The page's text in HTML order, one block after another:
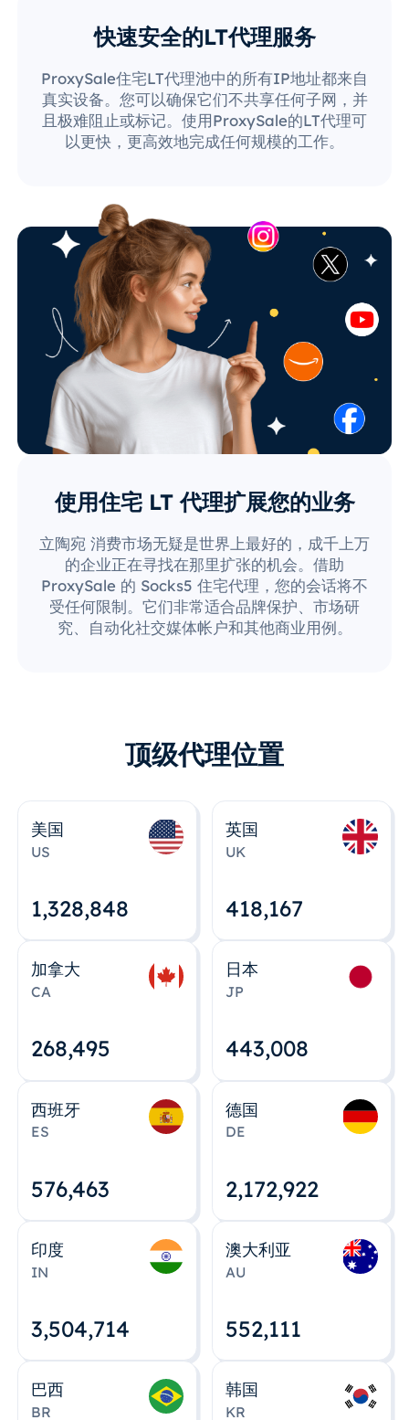
快速安全的LT代理服务
ProxySale住宅LT代理池中的所有IP地址都来自
真实设备。您可以确保它们不共享任何子网，并
且极难阻止或标记。使用ProxySale的LT代理可
以更快，更高效地完成任何规模的工作。
使用住宅 LT 代理扩展您的业务
立陶宛 消费市场无疑是世界上最好的，成千上万
的企业正在寻找在那里扩张的机会。借助
ProxySale 的 Socks5 住宅代理，您的会话将不
受任何限制。它们非常适合品牌保护、市场研
究、自动化社交媒体帐户和其他商业用例。
顶级代理位置
美国
US
1,328,848
英国
UK
418,167
加拿大
CA
268,495
日本
JP
443,008
西班牙
ES
576,463
德国
DE
2,172,922
印度
IN
3,504,715
澳大利亚
AU
552,112
巴西
BR
韩国
KR